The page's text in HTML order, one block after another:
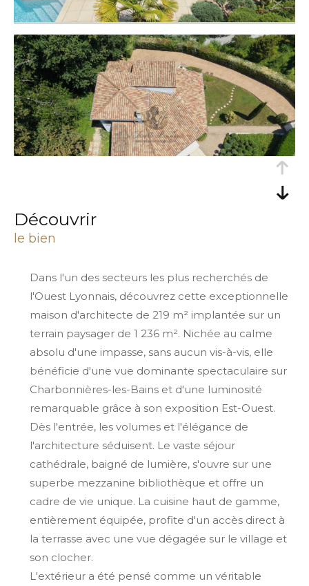
découvrir
le bien
Dans l'un des secteurs les plus recherchés de
l'Ouest Lyonnais, découvrez cette exceptionnelle
maison d'architecte de 219 m² implantée sur un
terrain paysager de 1 236 m². Nichée au calme
absolu d'une impasse, sans aucun vis-à-vis, elle
bénéficie d'une vue dominante spectaculaire sur
Charbonnières-les-Bains et d'une luminosité
remarquable grâce à son exposition Est-Ouest.
Dès l'entrée, les volumes et l'élégance de
l'architecture séduisent. Le vaste séjour
cathédrale, baigné de lumière, s'ouvre sur une
superbe mezzanine bibliothèque et offre un
cadre de vie unique. La cuisine haut de gamme,
entièrement équipée, profite d'un accès direct à
la terrasse avec une vue dégagée sur le village et
son clocher.
L'extérieur a été pensé comme un véritable